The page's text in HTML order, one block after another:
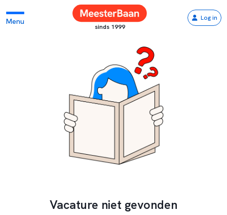
Menu
sinds 1999
Log in
Vacature niet gevonden